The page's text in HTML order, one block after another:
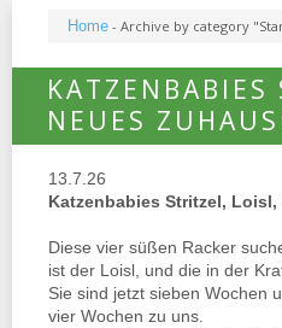
Home - Archive by category
NEUES
13.7.26
Katzenbabies Stritzel,
Diese vier süßen Racker
ist der Loisl, und die in der
Sie sind jetzt sieben Wochen
vier Wochen zu uns.